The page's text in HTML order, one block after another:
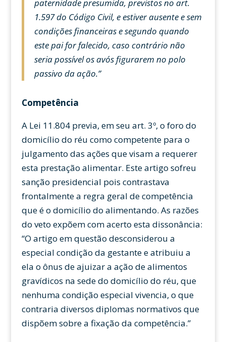
paternidade presumida, previstos no art.
1.597 do Código Civil, e estiver ausente e sem
condições financeiras e segundo quando
este pai for falecido, caso contrário não
seria possível os avós figurarem no polo
passivo da ação.”
Competência
A Lei 11.804 previa, em seu art. 3º, o foro do
domicílio do réu como competente para o
julgamento das ações que visam a requerer
esta prestação alimentar. Este artigo sofreu
sanção presidencial pois contrastava
frontalmente a regra geral de competência
que é o domicílio do alimentando. As razões
do veto expõem com acerto esta dissonância:
“O artigo em questão desconsiderou a
especial condição da gestante e atribuiu a
ela o ônus de ajuizar a ação de alimentos
gravídicos na sede do domicílio do réu, que
nenhuma condição especial vivencia, o que
contraria diversos diplomas normativos que
dispõem sobre a fixação da competência.”